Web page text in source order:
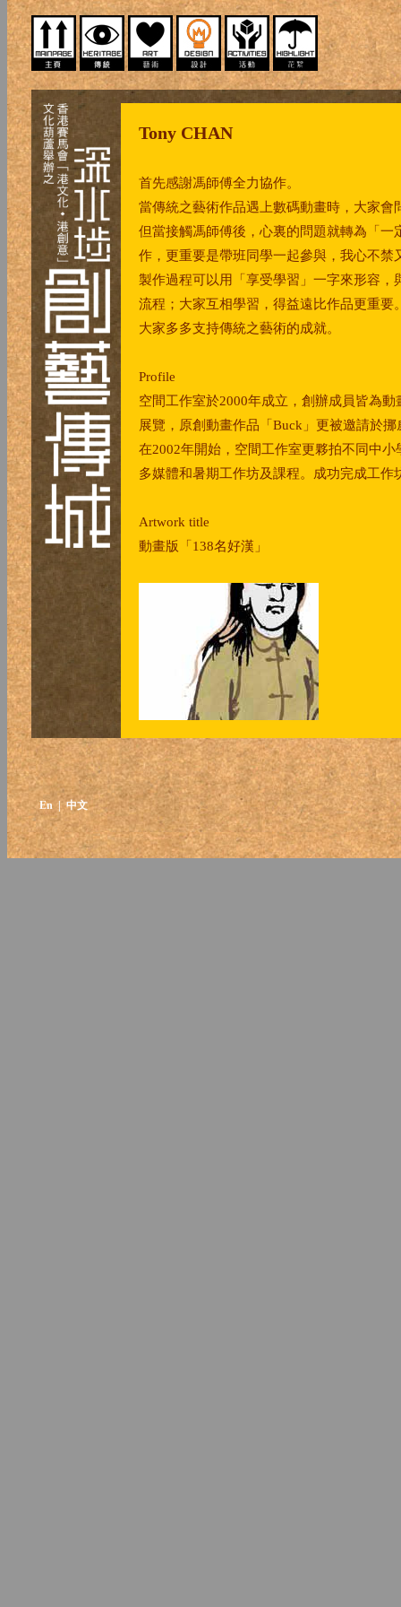
Tony CHAN
首先感謝馮師傅全力協作。
當傳統之藝術作品遇上數碼動畫時，大家
但當接觸馮師傅後，心裏的問題就轉為「
作，更重要是帶班同學一起參與，我心不禁
製作過程可以用「享受學習」一字來形容
流程；大家互相學習，得益遠比作品更重
大家多多支持傳統之藝術的成就。
Profile
空間工作室於2000年成立，創辦成員皆為
展覽，原創動畫作品「Buck」更被邀請於
在2002年開始，空間工作室更夥拍不同中
多媒體和暑期工作坊及課程。成功完成工作
Artwork title
動畫版「138名好漢」
En | 中文